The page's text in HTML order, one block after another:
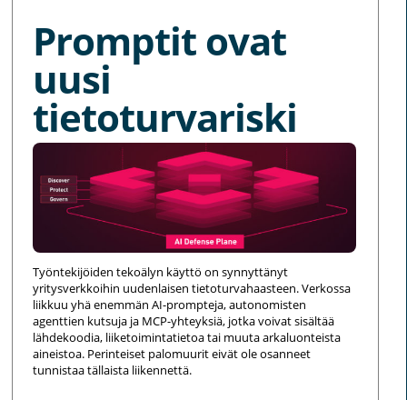
Promptit ovat
uusi
tietoturvariski
Työntekijöiden tekoälyn käyttö on synnyttänyt
yritysverkkoihin uudenlaisen tietoturvahaasteen. Verkossa
liikkuu yhä enemmän AI-prompteja, autonomisten
agenttien kutsuja ja MCP-yhteyksiä, jotka voivat sisältää
lähdekoodia, liiketoimintatietoa tai muuta arkaluonteista
aineistoa. Perinteiset palomuurit eivät ole osanneet
tunnistaa tällaista liikennettä.